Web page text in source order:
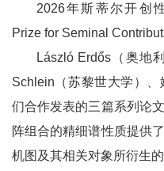
2026年斯蒂尔开创
Prize for Seminal
László Erdős（奥地
Schlein（苏黎世大学）
们合作发表的三篇系列论
阵组合的精细谱性质提供
机图及其相关对象所衍生的